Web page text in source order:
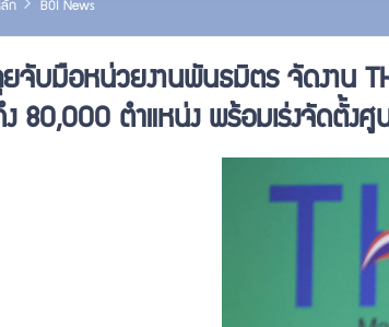
ลัก BOI News
ยจับมือหน่วยงานพันธมิตร จัดงาน
ง 80,000 ตำแหน่ง พร้อมเร่งจัดตั้ง